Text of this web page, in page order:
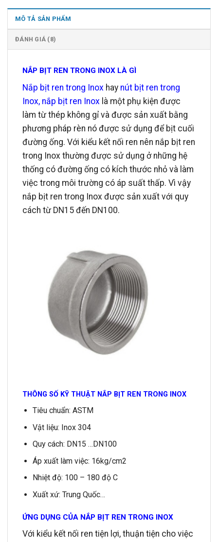
MÔ TẢ SẢN PHẨM
ĐÁNH GIÁ (8)
NẮP BỊT REN TRONG INOX LÀ GÌ
Nắp bịt ren trong Inox hay nút bịt ren trong
Inox, nắp bịt ren Inox là một phụ kiện được
làm từ thép không gỉ và được sản xuất bằng
phương pháp rèn nó được sử dụng để bịt cuối
đường ống. Với kiểu kết nối ren nên nắp bịt ren
trong Inox thường được sử dụng ở những hệ
thống có đường ống có kích thước nhỏ và làm
việc trong môi trường có áp suất thấp. Vì vậy
nắp bịt ren trong Inox được sản xuất với quy
cách từ DN15 đến DN100.
THÔNG SỐ KỸ THUẬT NẮP BỊT REN TRONG INOX
Tiêu chuẩn: ASTM
Vật liệu: Inox 304
Quy cách: DN15 …DN100
Áp xuất làm việc: 16kg/cm2
Nhiệt độ: 100 – 180 độ C
Xuất xứ: Trung Quốc…
ỨNG DỤNG CỦA NẮP BỊT REN TRONG INOX
Với kiểu kết nối ren tiện lợi, thuận tiện cho việc